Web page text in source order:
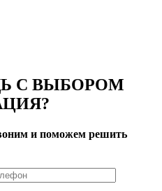
С ВЫБОРОМ
и поможем решить